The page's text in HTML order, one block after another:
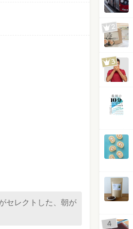
セレクトした、朝が